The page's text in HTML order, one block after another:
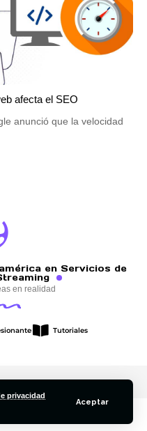
privacidad
Aceptar
afecta el SEO
anunció que la velocidad
en Servicios de
en realidad
Tutoriales
Todos los derechos reservados